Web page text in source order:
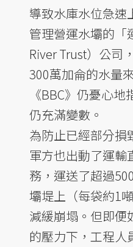
導致水庫水位急速
管理營運水壩的「
River Trust）公司
300萬加侖的水量
《BBC》仍憂心
仍充滿變數。
為防止已經部分損
軍方也出動了運輸
務，運送了超過
壩堤上（每袋約1
減緩崩塌。但即便
的壓力下，工程人